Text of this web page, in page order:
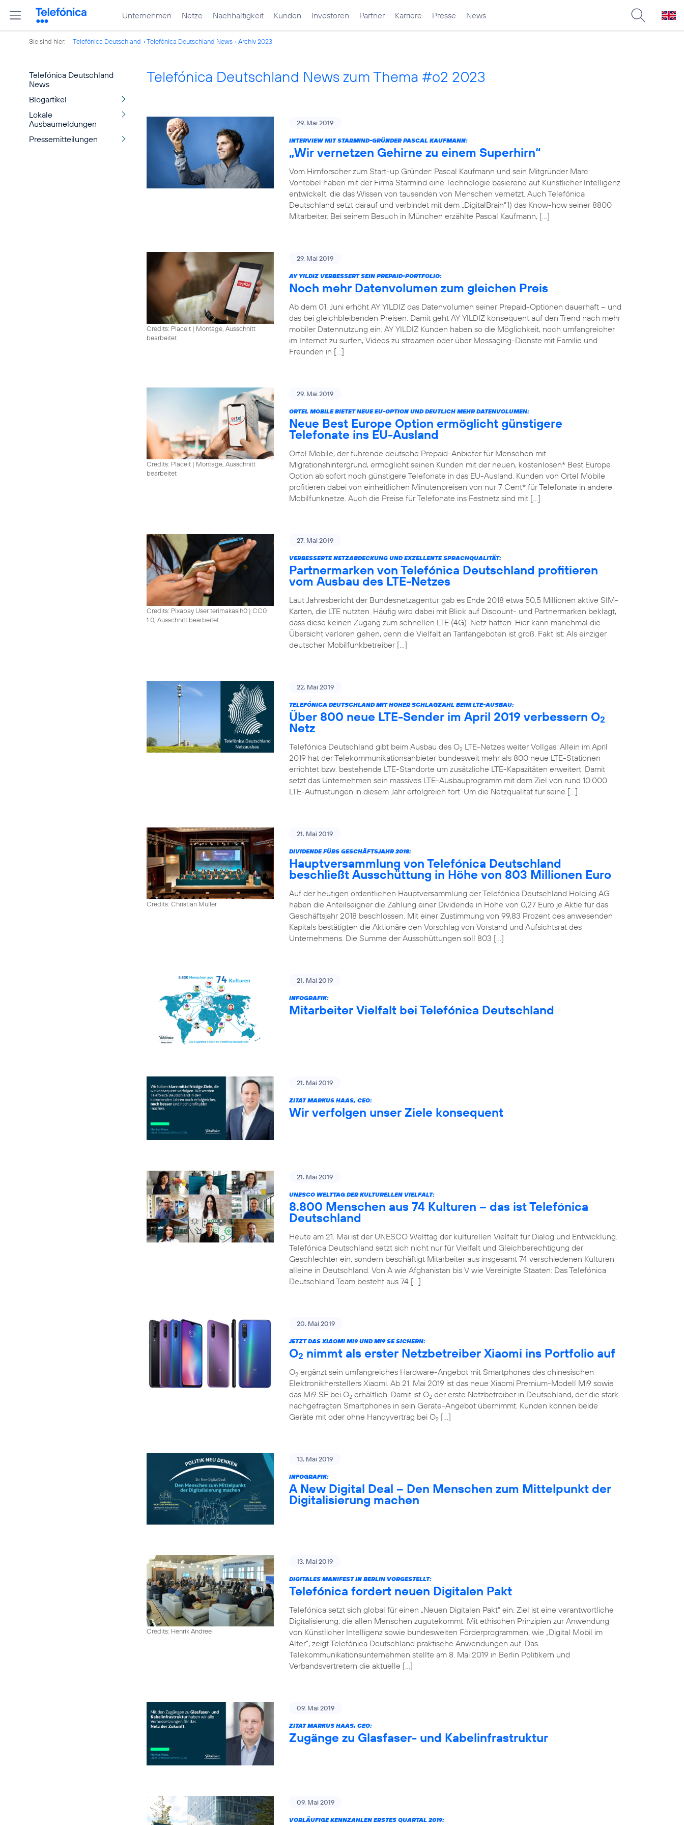
Unternehmen Netze Nachhaltigkeit Kunden Investoren Partner Karriere Presse News
Sie sind hier: Telefónica Deutschland Telefónica Deutschland News Archiv 2023
Telefónica Deutschland
News
Blogartikel
Lokale
Ausbaumeldungen
Pressemitteilungen
Telefónica Deutschland News zum Thema #o2 2023
29. Mai 2019
INTERVIEW MIT STARMIND-GRÜNDER PASCAL KAUFMANN:
„Wir vernetzen Gehirne zu einem Superhirn“
Vom Hirnforscher zum Start-up Gründer: Pascal Kaufmann und sein Mitgründer Marc
Vontobel haben mit der Firma Starmind eine Technologie basierend auf Künstlicher Intelligenz
entwickelt, die das Wissen von tausenden von Menschen vernetzt. Auch Telefónica
Deutschland setzt darauf und verbindet mit dem „DigitalBrain“1) das Know-how seiner 8800
Mitarbeiter. Bei seinem Besuch in München erzählte Pascal Kaufmann, […]
Credits: Placeit | Montage, Ausschnitt
bearbeitet
29. Mai 2019
AY YILDIZ VERBESSERT SEIN PREPAID-PORTFOLIO:
Noch mehr Datenvolumen zum gleichen Preis
Ab dem 01. Juni erhöht AY YILDIZ das Datenvolumen seiner Prepaid-Optionen dauerhaft – und
das bei gleichbleibenden Preisen. Damit geht AY YILDIZ konsequent auf den Trend nach mehr
mobiler Datennutzung ein. AY YILDIZ Kunden haben so die Möglichkeit, noch umfangreicher
im Internet zu surfen, Videos zu streamen oder über Messaging-Dienste mit Familie und
Freunden in […]
Credits: Placeit | Montage, Ausschnitt
bearbeitet
29. Mai 2019
ORTEL MOBILE BIETET NEUE EU-OPTION UND DEUTLICH MEHR DATENVOLUMEN:
Neue Best Europe Option ermöglicht günstigere
Telefonate ins EU-Ausland
Ortel Mobile, der führende deutsche Prepaid-Anbieter für Menschen mit
Migrationshintergrund, ermöglicht seinen Kunden mit der neuen, kostenlosen* Best Europe
Option ab sofort noch günstigere Telefonate in das EU-Ausland. Kunden von Ortel Mobile
profitieren dabei von einheitlichen Minutenpreisen von nur 7 Cent* für Telefonate in andere
Mobilfunknetze. Auch die Preise für Telefonate ins Festnetz sind mit […]
Credits: Pixabay User terimakasih0 | CC0
1.0, Ausschnitt bearbeitet
27. Mai 2019
VERBESSERTE NETZABDECKUNG UND EXZELLENTE SPRACHQUALITÄT:
Partnermarken von Telefónica Deutschland profitieren
vom Ausbau des LTE-Netzes
Laut Jahresbericht der Bundesnetzagentur gab es Ende 2018 etwa 50,5 Millionen aktive SIM-
Karten, die LTE nutzten. Häufig wird dabei mit Blick auf Discount- und Partnermarken beklagt,
dass diese keinen Zugang zum schnellen LTE (4G)-Netz hätten. Hier kann manchmal die
Übersicht verloren gehen, denn die Vielfalt an Tarifangeboten ist groß. Fakt ist: Als einziger
deutscher Mobilfunkbetreiber […]
22. Mai 2019
TELEFÓNICA DEUTSCHLAND MIT HOHER SCHLAGZAHL BEIM LTE-AUSBAU:
Über 800 neue LTE-Sender im April 2019 verbessern O2
Netz
Telefónica Deutschland gibt beim Ausbau des O2 LTE-Netzes weiter Vollgas: Allein im April
2019 hat der Telekommunikationsanbieter bundesweit mehr als 800 neue LTE-Stationen
errichtet bzw. bestehende LTE-Standorte um zusätzliche LTE-Kapazitäten erweitert. Damit
setzt das Unternehmen sein massives LTE-Ausbauprogramm mit dem Ziel von rund 10.000
LTE-Aufrüstungen in diesem Jahr erfolgreich fort. Um die Netzqualität für seine […]
Credits: Christian Müller
21. Mai 2019
DIVIDENDE FÜRS GESCHÄFTSJAHR 2018:
Hauptversammlung von Telefónica Deutschland
beschließt Ausschüttung in Höhe von 803 Millionen Euro
Auf der heutigen ordentlichen Hauptversammlung der Telefónica Deutschland Holding AG
haben die Anteilseigner die Zahlung einer Dividende in Höhe von 0,27 Euro je Aktie für das
Geschäftsjahr 2018 beschlossen. Mit einer Zustimmung von 99,83 Prozent des anwesenden
Kapitals bestätigten die Aktionäre den Vorschlag von Vorstand und Aufsichtsrat des
Unternehmens. Die Summe der Ausschüttungen soll 803 […]
21. Mai 2019
INFOGRAFIK:
Mitarbeiter Vielfalt bei Telefónica Deutschland
21. Mai 2019
ZITAT MARKUS HAAS, CEO:
Wir verfolgen unser Ziele konsequent
21. Mai 2019
UNESCO WELTTAG DER KULTURELLEN VIELFALT:
8.800 Menschen aus 74 Kulturen – das ist Telefónica
Deutschland
Heute am 21. Mai ist der UNESCO Welttag der kulturellen Vielfalt für Dialog und Entwicklung.
Telefónica Deutschland setzt sich nicht nur für Vielfalt und Gleichberechtigung der
Geschlechter ein, sondern beschäftigt Mitarbeiter aus insgesamt 74 verschiedenen Kulturen
alleine in Deutschland. Von A wie Afghanistan bis V wie Vereinigte Staaten: Das Telefónica
Deutschland Team besteht aus 74 […]
20. Mai 2019
JETZT DAS XIAOMI MI9 UND MI9 SE SICHERN:
O2 nimmt als erster Netzbetreiber Xiaomi ins Portfolio auf
O2 ergänzt sein umfangreiches Hardware-Angebot mit Smartphones des chinesischen
Elektronikherstellers Xiaomi. Ab 21. Mai 2019 ist das neue Xiaomi Premium-Modell Mi9 sowie
das Mi9 SE bei O2 erhältlich. Damit ist O2 der erste Netzbetreiber in Deutschland, der die stark
nachgefragten Smartphones in sein Geräte-Angebot übernimmt. Kunden können beide
Geräte mit oder ohne Handyvertrag bei O2 […]
13. Mai 2019
INFOGRAFIK:
A New Digital Deal – Den Menschen zum Mittelpunkt der
Digitalisierung machen
Credits: Henrik Andree
13. Mai 2019
DIGITALES MANIFEST IN BERLIN VORGESTELLT:
Telefónica fordert neuen Digitalen Pakt
Telefónica setzt sich global für einen „Neuen Digitalen Pakt“ ein. Ziel ist eine verantwortliche
Digitalisierung, die allen Menschen zugutekommt. Mit ethischen Prinzipien zur Anwendung
von Künstlicher Intelligenz sowie bundesweiten Förderprogrammen, wie „Digital Mobil im
Alter“, zeigt Telefónica Deutschland praktische Anwendungen auf. Das
Telekommunikationsunternehmen stellte am 8. Mai 2019 in Berlin Politikern und
Verbandsvertretern die aktuelle […]
09. Mai 2019
ZITAT MARKUS HAAS, CEO:
Zugänge zu Glasfaser- und Kabelinfrastruktur
09. Mai 2019
VORLÄUFIGE KENNZAHLEN ERSTES QUARTAL 2019: